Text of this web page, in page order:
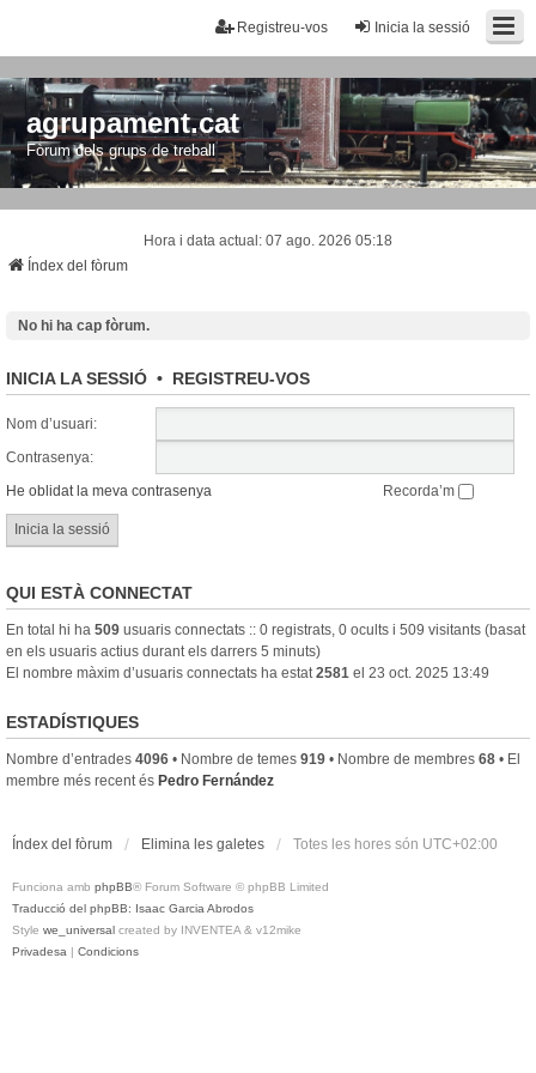
Inicia la sessió
Registreu-vos
agrupament.cat
Fòrum dels grups de treball
Hora i data actual: 07 ago. 2026 05:18
Índex del fòrum
No hi ha cap fòrum.
INICIA LA SESSIÓ • REGISTREU-VOS
Nom d’usuari:
Contrasenya:
He oblidat la meva contrasenya
Recorda’m
QUI ESTÀ CONNECTAT
En total hi ha 509 usuaris connectats :: 0 registrats, 0 ocults i 509 visitants (basat
en els usuaris actius durant els darrers 5 minuts)
El nombre màxim d’usuaris connectats ha estat 2581 el 23 oct. 2025 13:49
ESTADÍSTIQUES
Nombre d’entrades 4096 • Nombre de temes 919 • Nombre de membres 68 • El
membre més recent és Pedro Fernández
Índex del fòrum Elimina les galetes Totes les hores són UTC+02:00
Funciona amb phpBB® Forum Software © phpBB Limited
Traducció del phpBB: Isaac Garcia Abrodos
Style we_universal created by INVENTEA & v12mike
Privadesa | Condicions